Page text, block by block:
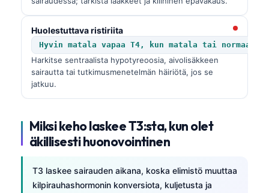
Huolestuttava ristiriita
Hyvin matala vapaa T4, kun matala tai normaali
Harkitse sentraalista hypotyreoosia, aivolisäkkeen
sairautta tai tutkimusmenetelmän häiriötä, jos se
jatkuu.
Miksi keho laskee T3:sta, kun olet
äkillisesti huonovointinen
T3 laskee sairauden aikana, koska elimistö muuttaa
kilpirauhashormonin konversiota, kuljetusta ja